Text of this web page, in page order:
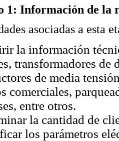
1: Información de la
asociadas a esta
la información
transformadores
de media
comerciales,
entre otros.
la cantidad de
los parámetros